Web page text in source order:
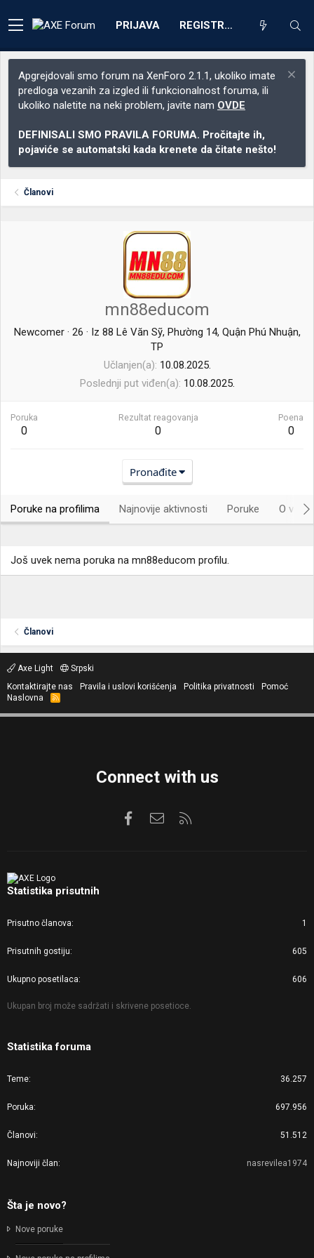
PRIJAVA REGISTRACIJA
Apgrejdovali smo forum na XenForo 2.1.1, ukoliko imate
predloga vezanih za izgled ili funkcionalnost foruma, ili
ukoliko naletite na neki problem, javite nam OVDE
DEFINISALI SMO PRAVILA FORUMA. Pročitajte ih,
pojaviće se automatski kada krenete da čitate nešto!
Članovi
mn88educom
Newcomer · 26 · Iz 88 Lê Văn Sỹ, Phường 14, Quận Phú Nhuận,
TP
Učlanjen(a) 10.08.2025.
Poslednji put viđen(a) 10.08.2025.
Poruka
0
Rezultat reagovanja
0
Poena
0
Pronađite
Poruke na profilima Najnovije aktivnosti Poruke O
Još uvek nema poruka na mn88educom profilu.
Članovi
Axe Light
Srpski
Kontaktirajte nas
Pravila i uslovi korišćenja Politika privatnosti
Pomoć
Naslovna
R
S
Connect with us
FacebookKontaktirajte nas
Statistika prisutnih
Prisutno članova 1
Prisutnih gostiju 605
Ukupno posetilaca 606
Ukupan broj može sadržati i skrivene posetioce.
Statistika foruma
Teme 36.257
Poruka 697.956
Članovi 51.512
Najnoviji član nasrevilea1974
Šta je novo?
Nove poruke